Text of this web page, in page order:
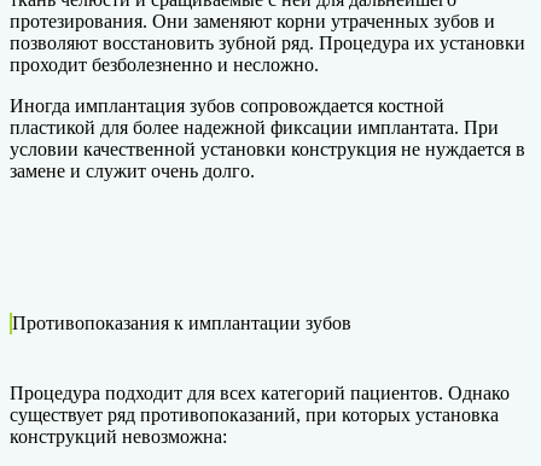
протезирования. Они заменяют корни утраченных зубов и
позволяют восстановить зубной ряд. Процедура их установки
проходит безболезненно и несложно.
Иногда имплантация зубов сопровождается костной
пластикой для более надежной фиксации имплантата. При
условии качественной установки конструкция не нуждается в
замене и служит очень долго.
Противопоказания к имплантации зубов
Процедура подходит для всех категорий пациентов. Однако
существует ряд противопоказаний, при которых установка
конструкций невозможна: